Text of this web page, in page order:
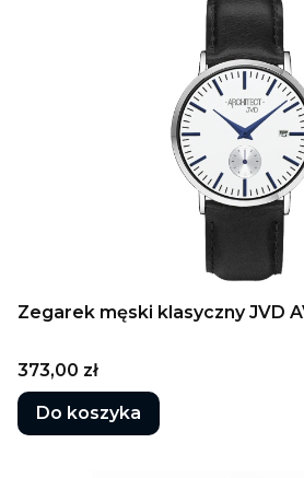
Zegarek męski klasyczny JVD
Cena
373,00 zł
Do koszyka